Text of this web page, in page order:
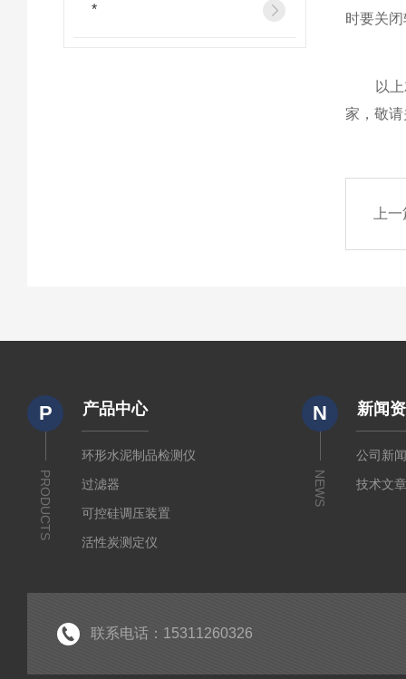
*
时要关
以上就
家，敬
上
P
PRODUCTS
产品中心
环形水泥制品检测仪
过滤器
可控硅调压装置
活性炭测定仪
N
NEWS
新闻
公司新
技术文
联系电话：15311260326